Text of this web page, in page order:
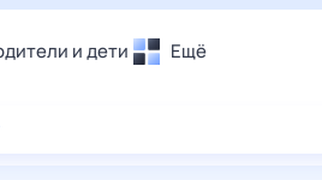
и дети Ещё